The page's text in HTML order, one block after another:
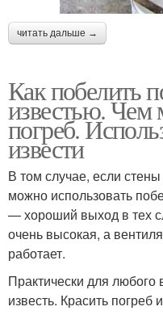
читать дальше →
Как побелить
известью. Чем
погреб.
извести
В том случае, если
можно использовать
— хороший выход в тех
очень высокая, а
работает.
Практически для любого
известь. Красить